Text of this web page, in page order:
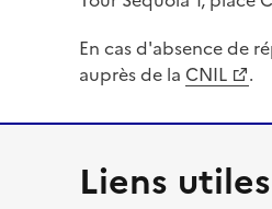
En cas d'absence de
auprès de la CNIL .
Liens utiles